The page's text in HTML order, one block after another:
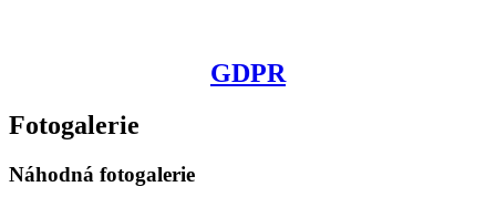
GDPR
Fotogalerie
Náhodná fotogalerie